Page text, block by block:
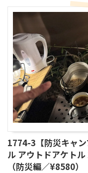
1774-3【防災キャ
ル アウトドアケト
（防災編／¥8580）